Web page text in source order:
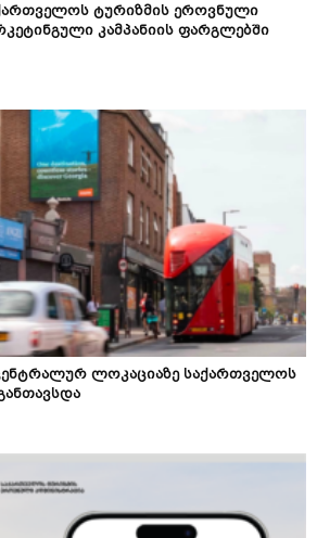
ტურიზმის ეროვნული
კამპანიის ფარგლებში
ლოკაციაზე საქართველოს